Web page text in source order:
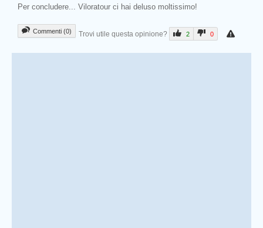
Per concludere... Viloratour ci hai deluso moltissimo!
Commenti (0) Trovi utile questa opinione? 2 0